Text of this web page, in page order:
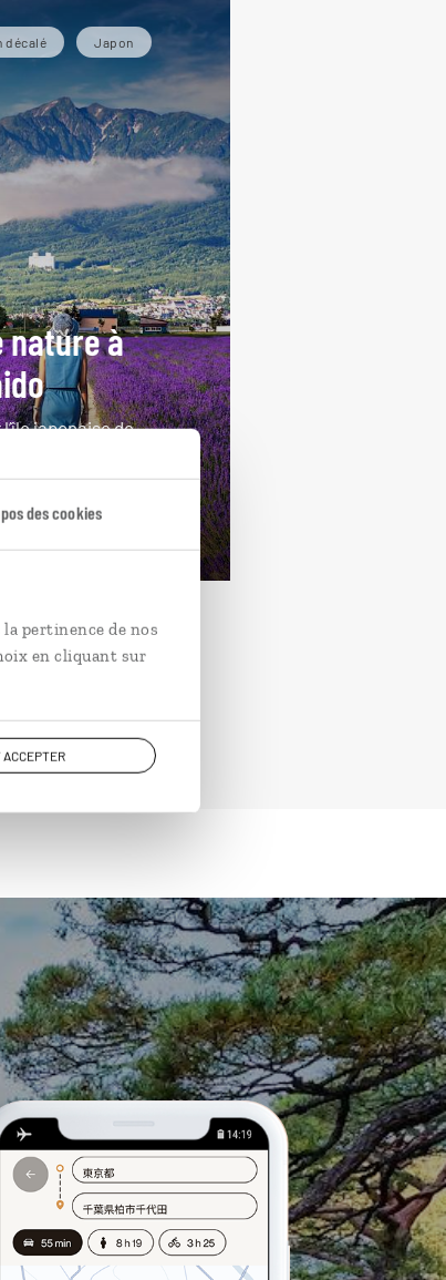
des cookies
pertinence de nos
en cliquant sur
ACCEPTER
décalé Japon
nature à
japonaise de
nuits